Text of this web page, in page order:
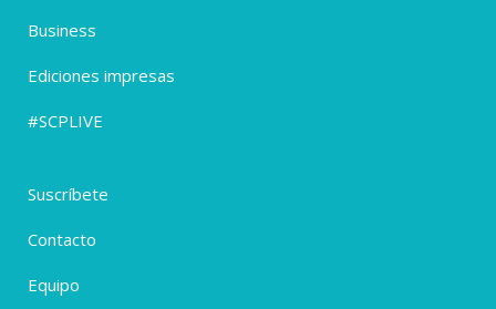
Business
Ediciones impresas
#SCPLIVE
Suscríbete
Contacto
Equipo